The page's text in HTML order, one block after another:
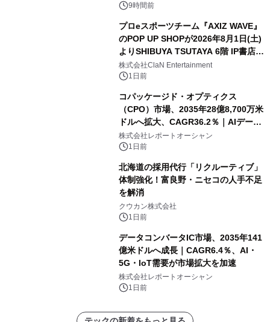
9時間前
プロeスポーツチーム『AXIZ WAVE』
のPOP UP SHOPが2026年8月1日(土)
よりSHIBUYA TSUTAYA 6階 IP書店で
開催決定！！
株式会社ClaN Entertainment
1日前
コパッケージド・オプティクス
（CPO）市場、2035年28億8,700万米
ドルへ拡大、CAGR36.2％｜AIデータ
センター・高速光通信需要が成長を加
速
株式会社レポートオーシャン
1日前
北海道の採用代行「リクルーティブ」
体制強化！富良野・ニセコの人手不足
を解消
クウカン株式会社
1日前
データコンバータIC市場、2035年141
億米ドルへ成長｜CAGR6.4％、AI・
5G・IoT需要が市場拡大を加速
株式会社レポートオーシャン
1日前